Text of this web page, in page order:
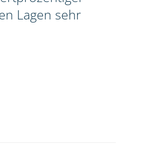
Lagen sehr